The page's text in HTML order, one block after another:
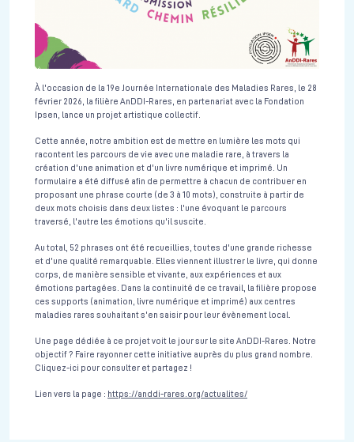
À l'occasion de la 19e Journée Internationale des Maladies Rares, le 28
février 2026, la filière AnDDI-Rares, en partenariat avec la Fondation
Ipsen, lance un projet artistique collectif.
Cette année, notre ambition est de mettre en lumière les mots qui
racontent les parcours de vie avec une maladie rare, à travers la
création d'une animation et d'un livre numérique et imprimé. Un
formulaire a été diffusé afin de permettre à chacun de contribuer en
proposant une phrase courte (de 3 à 10 mots), construite à partir de
deux mots choisis dans deux listes : l'une évoquant le parcours
traversé, l'autre les émotions qu'il suscite.
Au total, 52 phrases ont été recueillies, toutes d'une grande richesse
et d'une qualité remarquable. Elles viennent illustrer le livre, qui donne
corps, de manière sensible et vivante, aux expériences et aux
émotions partagées. Dans la continuité de ce travail, la filière propose
ces supports (animation, livre numérique et imprimé) aux centres
maladies rares souhaitant s'en saisir pour leur évènement local.
Une page dédiée à ce projet voit le jour sur le site AnDDI-Rares. Notre
objectif ? Faire rayonner cette initiative auprès du plus grand nombre.
Cliquez-ici pour consulter et partagez !
Lien vers la page : https://anddi-rares.org/actualites/